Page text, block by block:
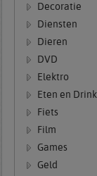
Decoratie
Diensten
Dieren
DVD
Elektro
Eten en
Fiets
Film
Games
Geld